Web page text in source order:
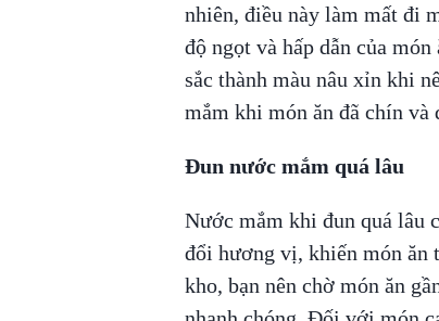
nhiên, điều này làm mất đi
độ ngọt và hấp dẫn của
sắc thành màu nâu xỉn khi
mắm khi món ăn đã chín và
Đun nước mắm quá lâu
Nước mắm khi đun quá lâu
đổi hương vị, khiến món ăn
kho, bạn nên chờ món ăn